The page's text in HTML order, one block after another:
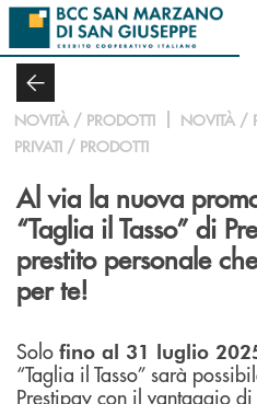
Salta al contenuto principale
NOVITÀ / PRODOTTI
NOVITÀ /
PRIVATI / PRODOTTI
Al via la nuova
“Taglia il Tasso” di
prestito personale
per te!
Solo fino al 31 luglio
“Taglia il Tasso” sarà
Prestipay con il vantaggio